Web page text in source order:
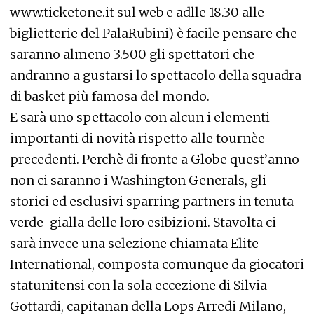
www.ticketone.it sul web e adlle 18.30 alle
biglietterie del PalaRubini) è facile pensare che
saranno almeno 3.500 gli spettatori che
andranno a gustarsi lo spettacolo della squadra
di basket più famosa del mondo.
E sarà uno spettacolo con alcun i elementi
importanti di novità rispetto alle tournèe
precedenti. Perchè di fronte a Globe quest’anno
non ci saranno i Washington Generals, gli
storici ed esclusivi sparring partners in tenuta
verde-gialla delle loro esibizioni. Stavolta ci
sarà invece una selezione chiamata Elite
International, composta comunque da giocatori
statunitensi con la sola eccezione di Silvia
Gottardi, capitanan della Lops Arredi Milano,